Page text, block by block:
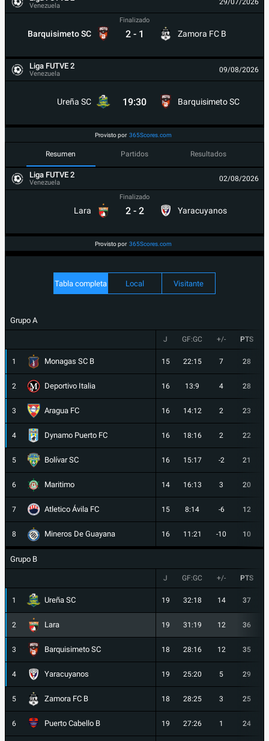
Venezuela 29/07/2026
Barquisimeto SC
Finalizado
2 - 1 Zamora FC B
Liga FUTVE 2
Venezuela 09/08/2026
Ureña SC 19:30 Barquisimeto SC
Provisto por 365Scores.com
Resumen Partidos Resultados
Liga FUTVE 2
Venezuela 02/08/2026
Lara
Finalizado
2 - 2 Yaracuyanos
Provisto por 365Scores.com
Tabla completa Local Visitante
Grupo A
J GF:GC +/- PTS
1 Monagas SC B 15 22:15 7 28
2 Deportivo Italia 16 13:9 4 28
3 Aragua FC 16 14:12 2 23
4 Dynamo Puerto FC 16 18:16 2 22
5 Bolívar SC 16 15:17 -2 21
6 Maritimo 14 16:13 3 20
7 Atletico Ávila FC 15 8:14 -6 12
8 Mineros De Guayana 16 11:21 -10 10
Grupo B
J GF:GC +/- PTS
1 Ureña SC 19 32:18 14 37
2 Lara 19 31:19 12 36
3 Barquisimeto SC 18 28:16 12 35
4 Yaracuyanos 19 25:20 5 29
5 Zamora FC B 18 28:25 3 25
6 Puerto Cabello B 19 27:26 1 24